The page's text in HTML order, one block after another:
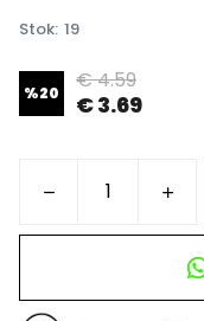
Stok: 19
%20 € 4.59
€ 3.69